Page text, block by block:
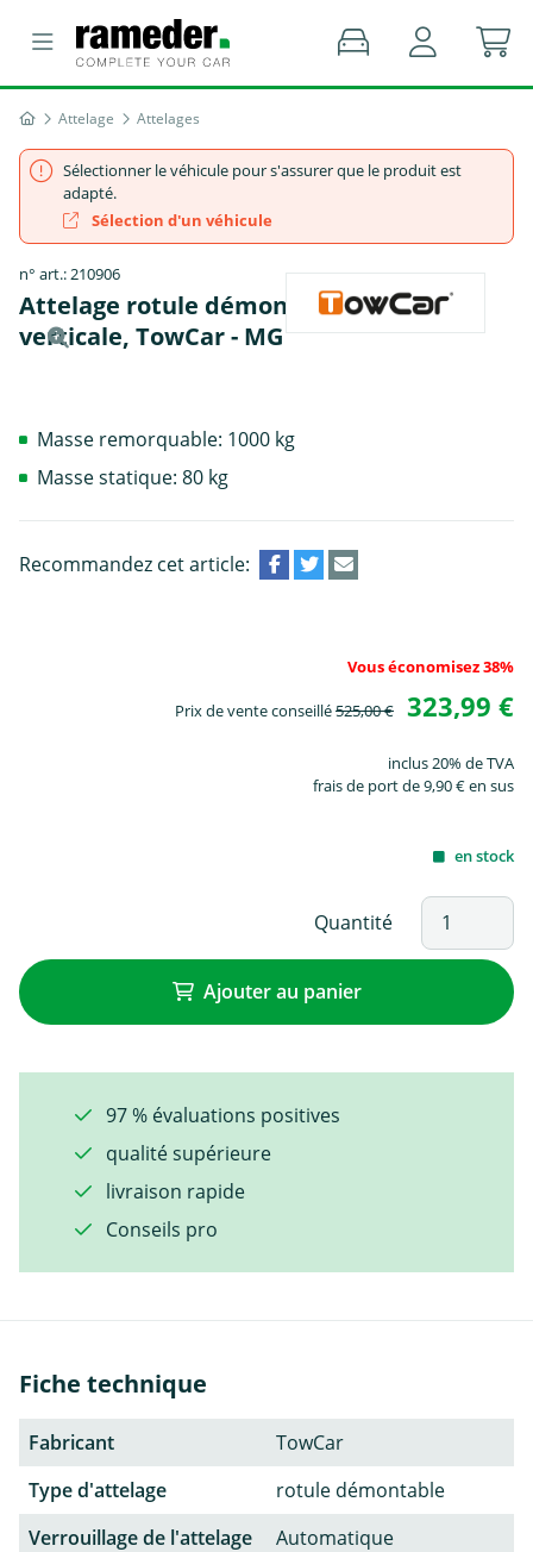
Attelage Attelages
Sélectionner le véhicule pour s'assurer que le produit est
adapté.
Sélection d'un véhicule
n° art.: 210906
Attelage rotule démontable sans outil
verticale, TowCar - MG
Masse remorquable: 1000 kg
Masse statique: 80 kg
Recommandez cet article:
Vous économisez 38%
Prix de vente conseillé525,00 € 323,99 €
inclus 20% de TVA
frais de port de 9,90 € en sus
en stock
Quantité
Ajouter au panier
97 % évaluations positives
qualité supérieure
livraison rapide
Conseils pro
Fiche technique
Fabricant
TowCar
Type d'attelage
rotule démontable
Verrouillage de l'attelage
Automatique